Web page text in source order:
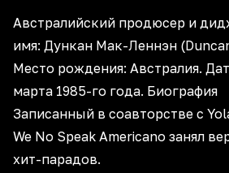
Австралийский продюсер и
имя: Дункан Мак-Леннэн
Место рождения: Австралия.
мaрта 1985-го года. Биография
Записанный в соавторстве с
We No Speak Americano занял
хит-парадов.